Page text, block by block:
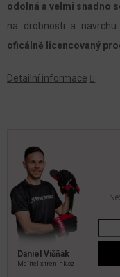
odolná a velmi snadno
na drobnosti a
oficálně licencovaný
Detailní informace
Daniel Višňák
Majitel x‑trenink.cz